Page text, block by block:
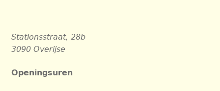
Stationsstraat, 28b
3090 Overijse
Openingsuren